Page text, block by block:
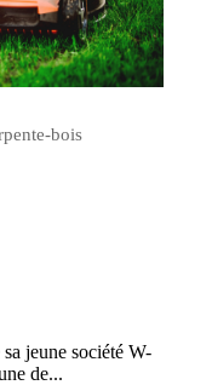
bois
jeune société W-
de...